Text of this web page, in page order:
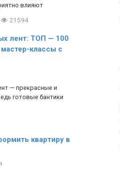
влияют
21594
лент: ТОП — 100
классы с
— прекрасные и
готовые бантики
квартиру в